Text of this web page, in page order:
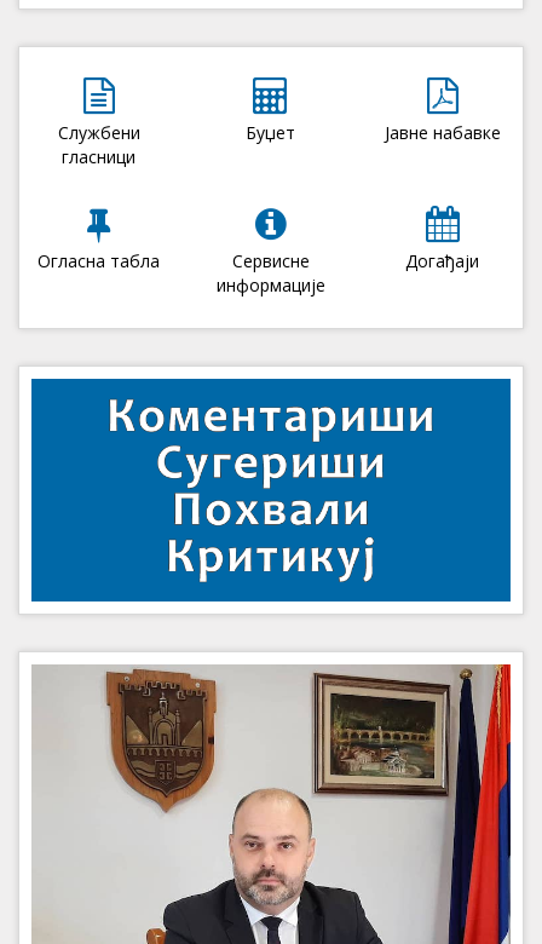
Службени
гласници
Буџет Јавне набавке
Огласна табла
Сервисне
информације
Догађаји